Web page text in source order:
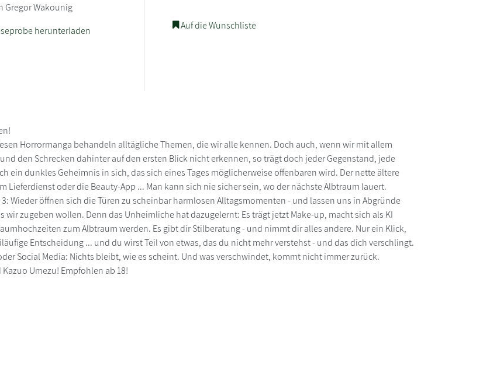
Gregor Wakounig
herunterladen
Auf die Wunschliste
Horrormanga behandeln alltägliche Themen, die wir alle kennen. Doch auch, wenn wir mit allem
den Schrecken dahinter auf den ersten Blick nicht erkennen, so trägt doch jeder Gegenstand, jede
ein dunkles Geheimnis in sich, das sich eines Tages möglicherweise offenbaren wird. Der nette ältere
Lieferdienst oder die Beauty-App ... Man kann sich nie sicher sein, wo der nächste Albtraum lauert.
Wieder öffnen sich die Türen zu scheinbar harmlosen Alltagsmomenten - und lassen uns in Abgründe
wir zugeben wollen. Denn das Unheimliche hat dazugelernt: Es trägt jetzt Make-up, macht sich als KI
zum Albtraum werden. Es gibt dir Stilberatung - und nimmt dir alles andere. Nur ein Klick,
Entscheidung ... und du wirst Teil von etwas, das du nicht mehr verstehst - und das dich verschlingt.
Social Media: Nichts bleibt, wie es scheint. Und was verschwindet, kommt nicht immer zurück.
Umezu! Empfohlen ab 18!